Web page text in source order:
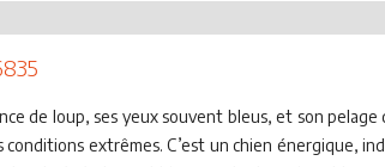
de loup, ses yeux souvent bleus, et son
extrêmes. C’est un chien énergique,